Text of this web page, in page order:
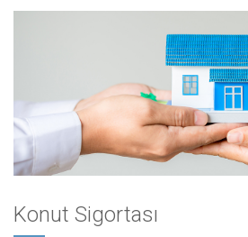
Konut Sigortası